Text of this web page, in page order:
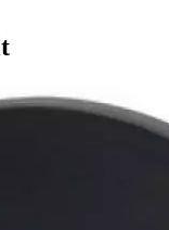
фонтанами